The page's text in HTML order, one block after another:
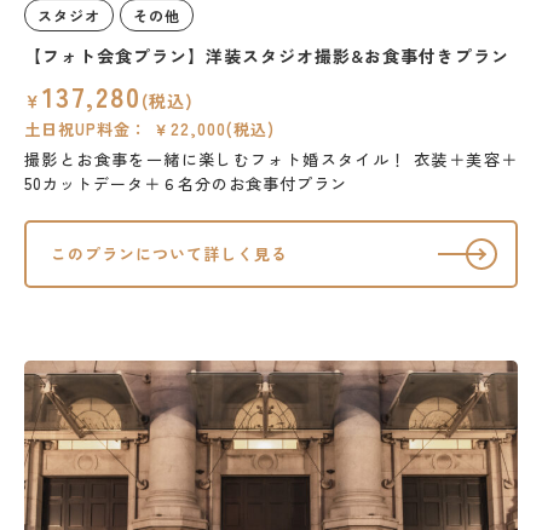
スタジオ その他
【フォト会食プラン】洋装スタジオ撮影&お食事付きプラン
￥ 137,280 (税込)
土日祝UP料金： ￥22,000(税込)
撮影とお食事を一緒に楽しむフォト婚スタイル！
衣装＋美容＋
50カットデータ＋６名分のお食事付プラン
このプランについて詳しく見る